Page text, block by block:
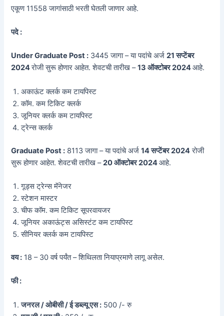
एकूण 11558 जागांसाठी भरती घेतली जाणार आहे.
पदे :
Under Graduate Post : 3445 जागा – या पदांचे अर्ज21 सप्टेंबर
2024रोजी सुरू होणार आहेत. शेवटची तारीख –13 ऑक्टोबर 2024आहे.
अकाऊंट क्लर्क कम टायपिस्ट
कॉम. कम टिकिट क्लर्क
जूनियर क्लर्क कम टायपिस्ट
ट्रेन्स क्लर्क
Graduate Post : 8113 जागा – या पदांचे अर्ज14 सप्टेंबर 2024रोजी
सुरू होणार आहेत. शेवटची तारीख –20 ऑक्टोबर 2024आहे.
गूड्स ट्रेन्स मॅनेजर
स्टेशन मास्टर
चीफ कॉम. कम टिकिट सूपरवायजर
जूनियर अकाऊंट्स असिस्टंट कम टायपिस्ट
सीनियर क्लर्क कम टायपिस्ट
वय : 18 – 30 वर्ष पर्यंत – शिथिलता नियाप्रमाणे लागू असेल.
फी :
जनरल / ओबीसी / ई डब्ल्यू एस : 500 /- रु